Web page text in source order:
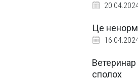
Це
Ветеринар
сполох